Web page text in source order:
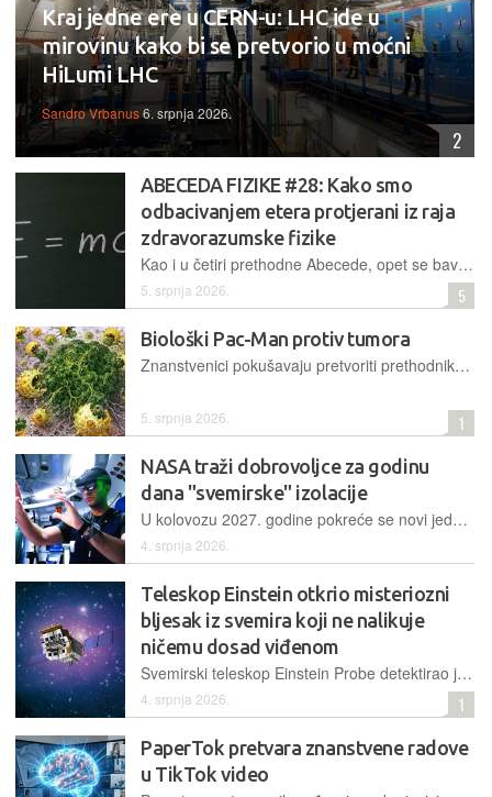
Kraj jedne ere u CERN-u: LHC ide u
mirovinu kako bi se pretvorio u moćni
HiLumi LHC
Sandro Vrbanus6. srpnja 2026.
2
ABECEDA FIZIKE #28: Kako smo
odbacivanjem etera protjerani iz raja
zdravorazumske fizike
Kao i u četiri prethodne Abecede, opet se bavimo svjetlošću – središnjom pojavom cijele fizike – koja nas sada vodi do radikalne promjene poimanja prostora i vremena, daleko od svakodnevnog iskustva
5. srpnja 2026. 5
Biološki Pac-Man protiv tumora
Znanstvenici pokušavaju pretvoriti prethodnike makrofaga u obnovljivu tvornicu za masovnu proizvodnju živog oružja protiv malignih tumora
5. srpnja 2026. 1
NASA traži dobrovoljce za godinu
dana "svemirske" izolacije
U kolovozu 2027. godine pokreće se novi jednogodišnji projekt izolacije pod nazivom Moon and Mars Exploration Analog radi testiranja ljudske izdržljivosti i tehnologije u simuliranim uvjetima svemira
4. srpnja 2026.
Teleskop Einstein otkrio misteriozni
bljesak iz svemira koji ne nalikuje
ničemu dosad viđenom
Svemirski teleskop Einstein Probe detektirao je jedinstveni rendgenski izvor EP240305a, čije karakteristike zbunjuju znanstvenike i otvaraju pitanja o novim klasama kozmičkih fenomena
4. srpnja 2026. 1
PaperTok pretvara znanstvene radove
u TikTok video